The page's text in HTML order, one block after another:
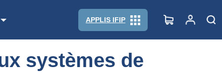
APPLIS IFIP
sensorielle
systèmes de